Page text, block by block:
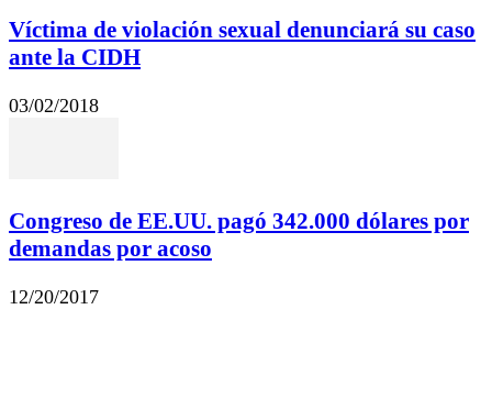
Víctima de violación sexual denunciará su caso
ante la CIDH
03/02/2018
Congreso de EE.UU. pagó 342.000 dólares por
demandas por acoso
12/20/2017